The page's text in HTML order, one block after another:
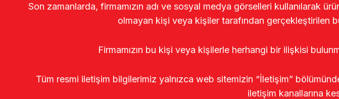
Son zamanlarda, firmamızın adı ve sosyal medya görselleri kullanılarak
olmayan kişi veya kişiler tarafından gerçekleştirilen
Firmamızın bu kişi veya kişilerle herhangi bir ilişkisi
Tüm resmi iletişim bilgilerimiz yalnızca web sitemizin “İletişim”
iletişim kanallarına